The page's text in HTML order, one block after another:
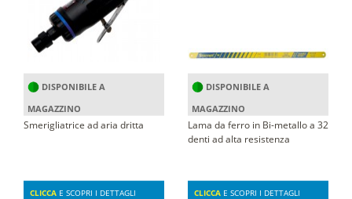
DISPONIBILE A
MAGAZZINO
Smerigliatrice ad aria dritta
CLICCA E SCOPRI I DETTAGLI
DISPONIBILE A
MAGAZZINO
Lama da ferro in Bi-metallo a 32
denti ad alta resistenza
CLICCA E SCOPRI I DETTAGLI